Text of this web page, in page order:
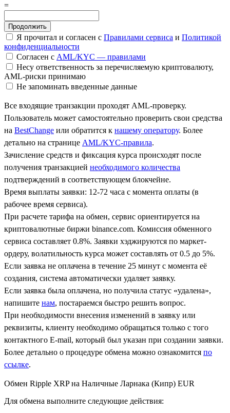
=
Я прочитал и согласен с Правилами сервиса и Политикой
конфиденциальности
Согласен с AML/KYC — правилами
Несу ответственность за перечисляемую криптовалюту,
AML-риски принимаю
Не запоминать введенные данные
Все входящие транзакции проходят AML-проверку.
Пользователь может самостоятельно проверить свои средства
на BestChange или обратится к нашему оператору. Более
детально на странице AML/KYC-правила.
Зачисление средств и фиксация курса происходят после
получения транзакцией необходимого количества
подтверждений в соответствующем блокчейне.
Время выплаты заявки: 12-72 часа с момента оплаты (в
рабочее время сервиса).
При расчете тарифа на обмен, сервис ориентируется на
криптовалютные биржи binance.com. Комиссия обменного
сервиса составляет 0.8%. Заявки хэджируются по маркет-
ордеру, волатильность курса может составлять от 0.5 до 5%.
Если заявка не оплачена в течение 25 минут с момента её
создания, система автоматически удаляет заявку.
Если заявка была оплачена, но получила статус «удалена»,
напишите нам, постараемся быстро решить вопрос.
При необходимости внесения изменений в заявку или
реквизиты, клиенту необходимо обращаться только с того
контактного Е-mail, который был указан при создании заявки.
Более детально о процедуре обмена можно ознакомится по
ссылке.
Обмен Ripple XRP на Наличные Ларнака (Кипр) EUR
Для обмена выполните следующие действия: